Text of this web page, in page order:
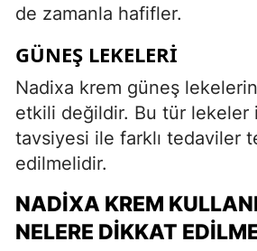
de zamanla hafifler.
GÜNEŞ LEKELERI
Nadixa krem güneş
etkili değildir. Bu tür lekeler
tavsiyesi ile farklı tedaviler
edilmelidir.
NADIXA KREM
NELERE DIKKAT